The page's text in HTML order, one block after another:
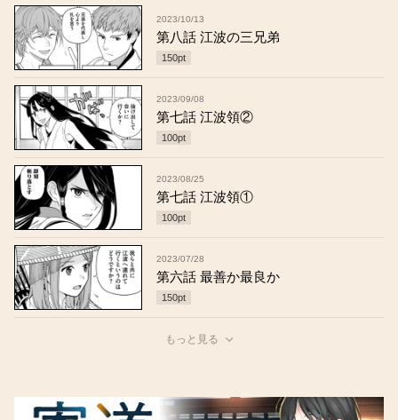
2023/10/13
第八話 江波の三兄弟
150pt
2023/09/08
第七話 江波領②
100pt
2023/08/25
第七話 江波領①
100pt
2023/07/28
第六話 最善か最良か
150pt
もっと見る